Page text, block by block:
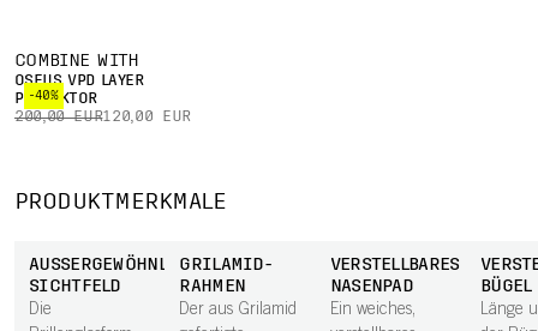
COMBINE WITH
-40%
OSEUS VPD LAYER
PROTEKTOR
200,00 EUR120,00 EUR
PRODUKTMERKMALE
AUSSERGEWÖHNLICHES S
ICHTFELD
Die
GRILAMID-
RAHMEN
Der aus Grilamid
VERSTELLBARES
NASENPAD
Ein weiches,
BÜGEL
Länge